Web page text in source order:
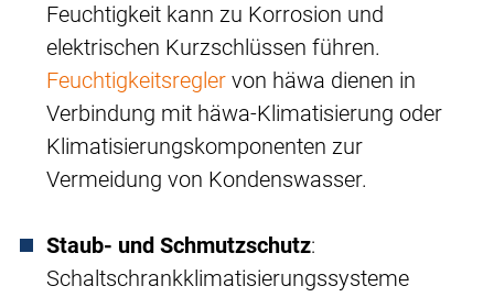
Feuchtigkeit kann zu Korrosion und
elektrischen Kurzschlüssen führen.
Feuchtigkeitsregler von häwa dienen in
Verbindung mit häwa-Klimatisierung oder
Klimatisierungskomponenten zur
Vermeidung von Kondenswasser.
Staub- und Schmutzschutz:
Schaltschrankklimatisierungssysteme